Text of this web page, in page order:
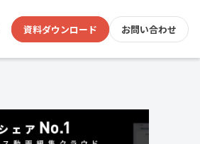
資料ダウンロード お問い合わせ